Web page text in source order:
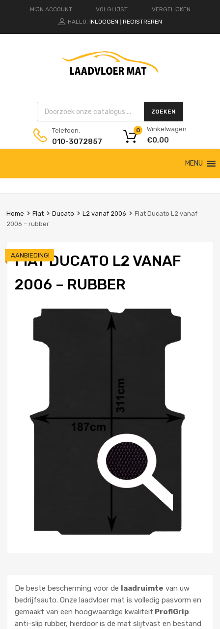
MIJN ACCOUNT VOLGLIJST
VERGELIJKEN
HALLO. INLOGGEN REGISTREREN
Products search ZOEKEN
Telefoon:
010-3072857
Winkelwagen
€0,00
0
de
MENU
Home Fiat Ducato L2 vanaf 2006
Fiat Ducato L2 vanaf
2006 – rubber
FIAT DUCATO L2 VANAF
2006 – RUBBER
AANBIEDING!
De beste bescherming voor de laadruimte van uw
bedrijfsauto. Onze laadvloer mat is volledig pasvorm en
gemaakt van een hoogwaardige kwaliteit ProfiGrip
anti-slip rubber, hierdoor is de mat slijtvast en bestand